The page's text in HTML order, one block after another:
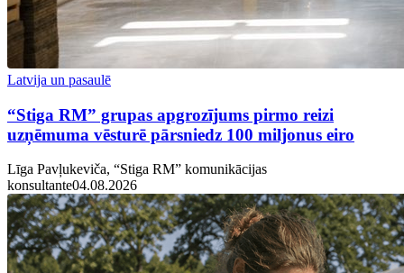
Latvija un pasaulē
“Stiga RM” grupas apgrozījums pirmo reizi
uzņēmuma vēsturē pārsniedz 100 miljonus eiro
Līga Pavļukeviča, “Stiga RM” komunikācijas
konsultante04.08.2026